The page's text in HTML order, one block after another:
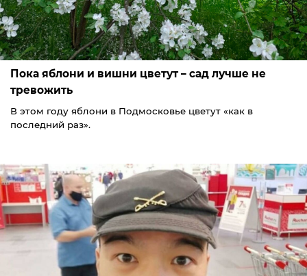
Пока яблони и вишни цветут – сад лучше не
тревожить
В этом году яблони в Подмосковье цветут «как в
последний раз».